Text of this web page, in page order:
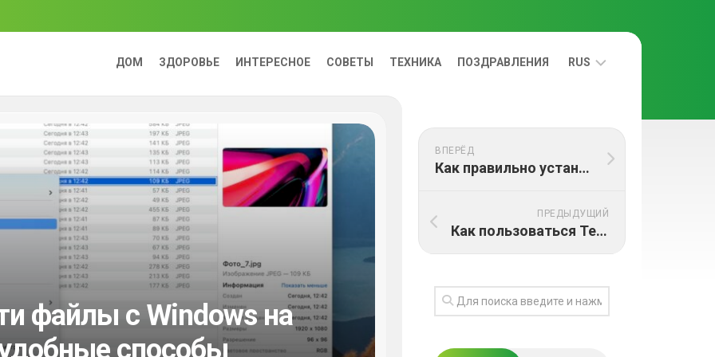
ДОМ ЗДОРОВЬЕ ИНТЕРЕСНОЕ СОВЕТЫ ТЕХНИКА ПОЗДРАВЛЕНИЯ RUS
УКРАЇНСЬКА
файлы с Windows на
способы
ВПЕРЁД
Как правильно устанавливать и удалять программы на Mac
ПРЕДЫДУЩИЙ
Как пользоваться Терминалом на Mac: базовые команды для начинающих